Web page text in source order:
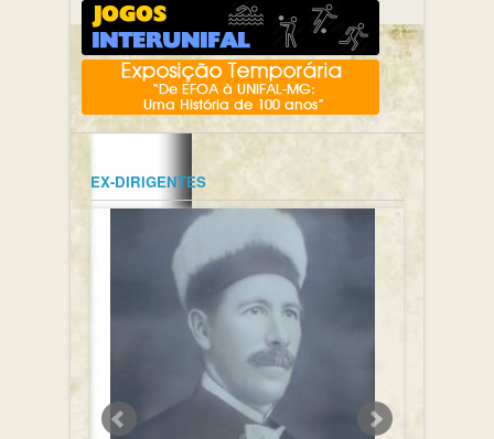
EX-DIRIGENTES